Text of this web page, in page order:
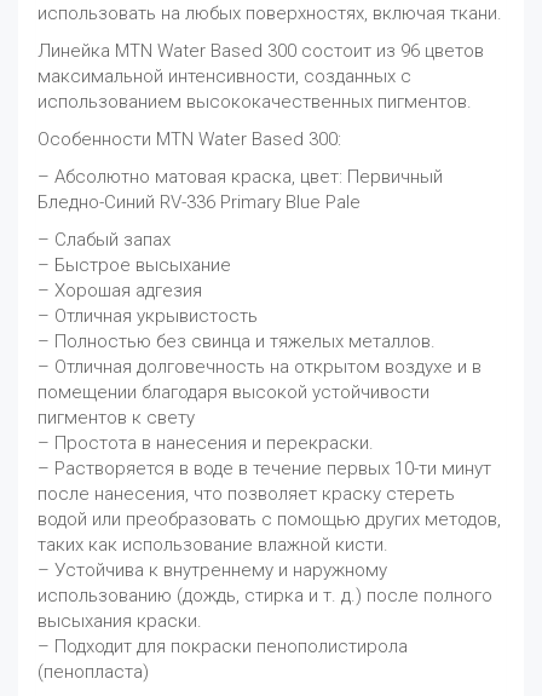
использовать на любых поверхностях, включая ткани.
Линейка MTN Water Based 300 состоит из 96 цветов
максимальной интенсивности, созданных с
использованием высококачественных пигментов.
Особенности MTN Water Based 300:
– Абсолютно матовая краска, цвет: Первичный
Бледно-Синий RV-336 Primary Blue Pale
– Слабый запах
– Быстрое высыхание
– Хорошая адгезия
– Отличная укрывистость
– Полностью без свинца и тяжелых металлов.
– Отличная долговечность на открытом воздухе и в
помещении благодаря высокой устойчивости
пигментов к свету
– Простота в нанесения и перекраски.
– Растворяется в воде в течение первых 10-ти минут
после нанесения, что позволяет краску стереть
водой или преобразовать с помощью других методов,
таких как использование влажной кисти.
– Устойчива к внутреннему и наружному
использованию (дождь, стирка и т. д.) после полного
высыхания краски.
– Подходит для покраски пенополистирола
(пенопласта)